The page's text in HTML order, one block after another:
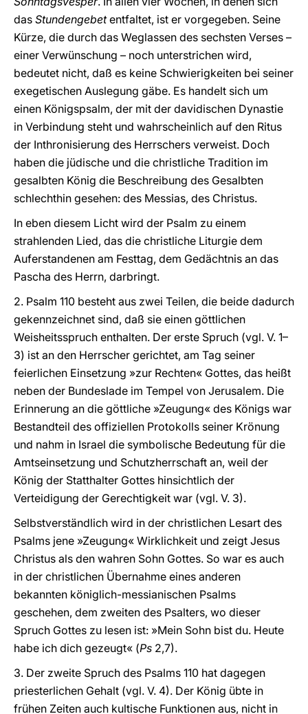
das Stundengebetentfaltet, ist er vorgegeben. Seine
Kürze, die durch das Weglassen des sechsten Verses –
einer Verwünschung – noch unterstrichen wird,
bedeutet nicht, daß es keine Schwierigkeiten bei seiner
exegetischen Auslegung gäbe. Es handelt sich um
einen Königspsalm, der mit der davidischen Dynastie
in Verbindung steht und wahrscheinlich auf den Ritus
der Inthronisierung des Herrschers verweist. Doch
haben die jüdische und die christliche Tradition im
gesalbten König die Beschreibung des Gesalbten
schlechthin gesehen: des Messias, des Christus.
In eben diesem Licht wird der Psalm zu einem
strahlenden Lied, das die christliche Liturgie dem
Auferstandenen am Festtag, dem Gedächtnis an das
Pascha des Herrn, darbringt.
2. Psalm 110 besteht aus zwei Teilen, die beide dadurch
gekennzeichnet sind, daß sie einen göttlichen
Weisheitsspruch enthalten. Der erste Spruch (vgl. V. 1–
3) ist an den Herrscher gerichtet, am Tag seiner
feierlichen Einsetzung »zur Rechten« Gottes, das heißt
neben der Bundeslade im Tempel von Jerusalem. Die
Erinnerung an die göttliche »Zeugung« des Königs war
Bestandteil des offiziellen Protokolls seiner Krönung
und nahm in Israel die symbolische Bedeutung für die
Amtseinsetzung und Schutzherrschaft an, weil der
König der Statthalter Gottes hinsichtlich der
Verteidigung der Gerechtigkeit war (vgl. V. 3).
Selbstverständlich wird in der christlichen Lesart des
Psalms jene »Zeugung« Wirklichkeit und zeigt Jesus
Christus als den wahren Sohn Gottes. So war es auch
in der christlichen Übernahme eines anderen
bekannten königlich-messianischen Psalms
geschehen, dem zweiten des Psalters, wo dieser
Spruch Gottes zu lesen ist: »Mein Sohn bist du. Heute
habe ich dich gezeugt« (Ps 2,7).
3. Der zweite Spruch des Psalms 110 hat dagegen
priesterlichen Gehalt (vgl. V. 4). Der König übte in
frühen Zeiten auch kultische Funktionen aus, nicht in